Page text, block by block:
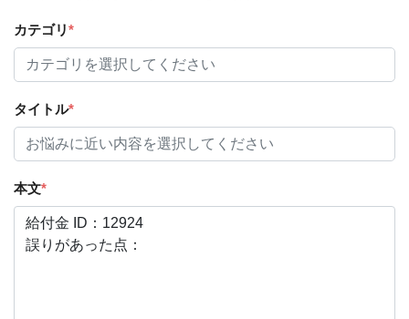
カテゴリ*
タイトル*
本文*